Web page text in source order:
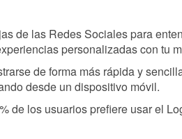
de las Redes Sociales para
personalizadas con tu
de forma más rápida y
desde un dispositivo móvil.
de los usuarios prefiere usar el